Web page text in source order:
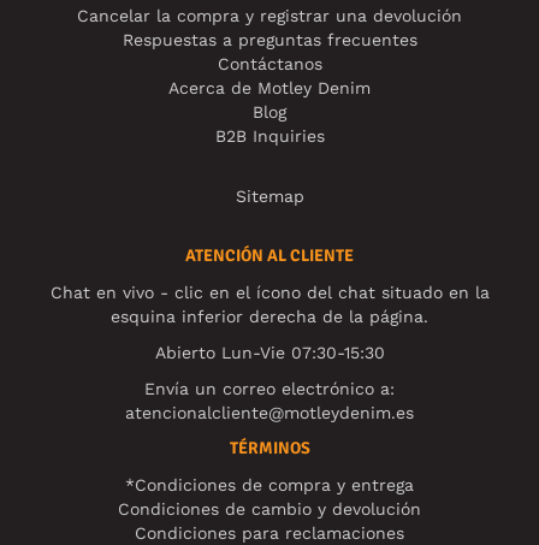
Cancelar la compra y registrar una devolución
Respuestas a preguntas frecuentes
Contáctanos
Acerca de Motley Denim
Blog
B2B Inquiries
Sitemap
ATENCIÓN AL CLIENTE
Chat en vivo - clic en el ícono del chat situado en la
esquina inferior derecha de la página.
Abierto Lun-Vie 07:30-15:30
Envía un correo electrónico a:
atencionalcliente@motleydenim.es
TÉRMINOS
*Condiciones de compra y entrega
Condiciones de cambio y devolución
Condiciones para reclamaciones